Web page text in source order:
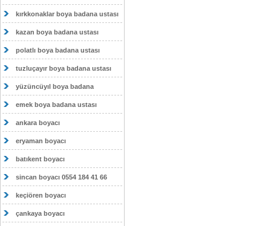
kırkkonaklar boya badana ustası
kazan boya badana ustası
polatlı boya badana ustası
tuzluçayır boya badana ustası
yüzüncüyıl boya badana
emek boya badana ustası
ankara boyacı
eryaman boyacı
batıkent boyacı
sincan boyacı 0554 184 41 66
keçiören boyacı
çankaya boyacı